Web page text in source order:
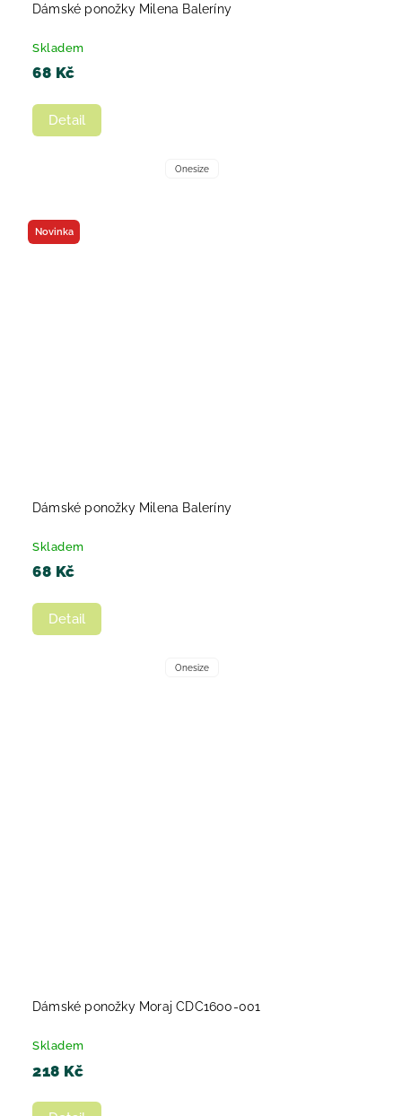
Dámské ponožky Milena Baleríny
Skladem
68 Kč
Detail
Onesize
Novinka
Dámské ponožky Milena Baleríny
Skladem
68 Kč
Detail
Onesize
Dámské ponožky Moraj CDC1600-001
Skladem
218 Kč